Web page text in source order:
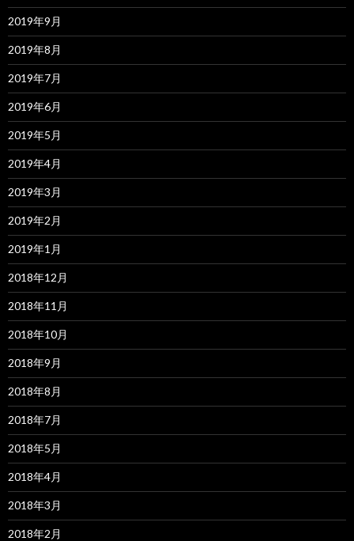
2019年9月
2019年8月
2019年7月
2019年6月
2019年5月
2019年4月
2019年3月
2019年2月
2019年1月
2018年12月
2018年11月
2018年10月
2018年9月
2018年8月
2018年7月
2018年5月
2018年4月
2018年3月
2018年2月